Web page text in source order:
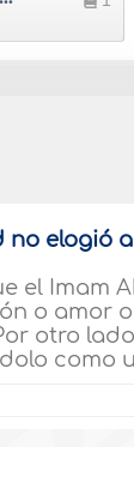
no elogió
el Imam
o amor
otro
como